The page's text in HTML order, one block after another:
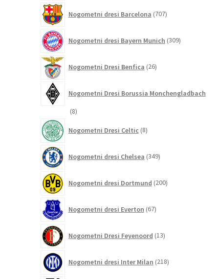
Nogometni dresi Barcelona 707izdelkov
Nogometni dresi Bayern Munich 309izdelkov
Nogometni Dresi Benfica 26izdelkov
Nogometni Dresi Borussia Monchengladbach
88
Nogometni Dresi Celtic 8izdelkov
Nogometni dresi Chelsea 349izdelkov
Nogometni dresi Dortmund 200izdelkov
Nogometni dresi Everton 67izdelkov
Nogometni Dresi Feyenoord 13izdelkov
Nogometni dresi Inter Milan 218izdelkov